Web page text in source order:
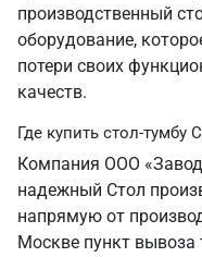
производственный
оборудование,
потери своих
качеств.
Где купить стол-тумбу
Компания ООО
надежный Стол
напрямую от
Москве пункт